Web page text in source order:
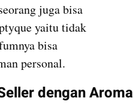
juga bisa
yaitu tidak
bisa
personal.
dengan Aroma